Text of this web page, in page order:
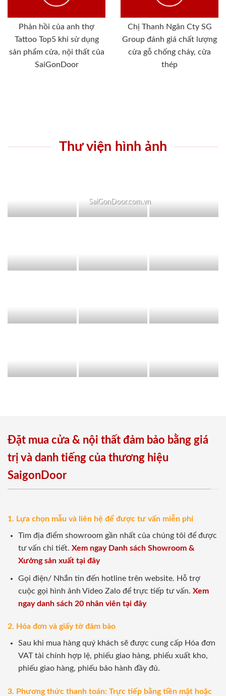
Phản hồi của anh thợ
Tattoo Top5 khi sử dụng
sản phẩm cửa, nội thất của
SaiGonDoor
Chị Thanh Ngân Cty SG
Group đánh giá chất lượng
cửa gỗ chống cháy, cửa
thép
Thư viện hình ảnh
SaiGonDoor.com.vn
Đặt mua cửa & nội thất đảm bảo bằng giá
trị và danh tiếng của thương hiệu
SaigonDoor
1. Lựa chọn mẫu và liên hệ để được tư vấn miễn phí
Tìm địa điểm showroom gần nhất của chúng tôi để được
tư vấn chi tiết. Xem ngay Danh sách Showroom &
Xưởng sản xuất tại đây
Gọi điện/ Nhắn tin đến hotline trên website. Hỗ trợ
cuộc gọi hình ảnh Video Zalo để trực tiếp tư vấn. Xem
ngay danh sách 20 nhân viên tại đây
2. Hóa đơn và giấy tờ đảm bảo
Sau khi mua hàng quý khách sẽ được cung cấp Hóa đơn
VAT tài chính hợp lệ, phiếu giao hàng, phiếu xuất kho,
phiếu giao hàng, phiếu bảo hành đầy đủ.
3. Phương thức thanh toán: Trực tiếp bằng tiền mặt hoặc